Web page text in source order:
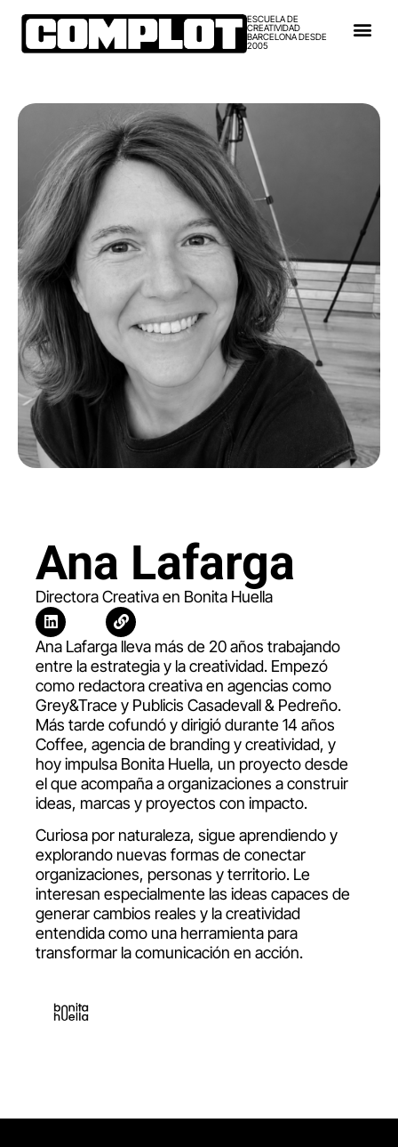
ESCUELA DE
CREATIVIDAD
BARCELONA DESDE
2005
Ana Lafarga
Directora Creativa en Bonita Huella
Ana Lafarga lleva más de 20 años trabajando
entre la estrategia y la creatividad. Empezó
como redactora creativa en agencias como
Grey&Trace y Publicis Casadevall & Pedreño.
Más tarde cofundó y dirigió durante 14 años
Coffee, agencia de branding y creatividad, y
hoy impulsa Bonita Huella, un proyecto desde
el que acompaña a organizaciones a construir
ideas, marcas y proyectos con impacto.
Curiosa por naturaleza, sigue aprendiendo y
explorando nuevas formas de conectar
organizaciones, personas y territorio. Le
interesan especialmente las ideas capaces de
generar cambios reales y la creatividad
entendida como una herramienta para
transformar la comunicación en acción.